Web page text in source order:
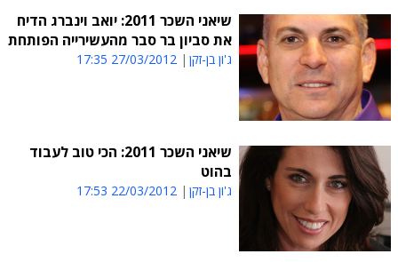
שיאני השכר 2011: יואב וינברג הדיח
את סביון בר סבר מהעשירייה הפותחת
ג'ון בן-זקן 27/03/2012 17:35
שיאני השכר 2011: הכי טוב לעבוד
בהוט
ג'ון בן-זקן 22/03/2012 17:53